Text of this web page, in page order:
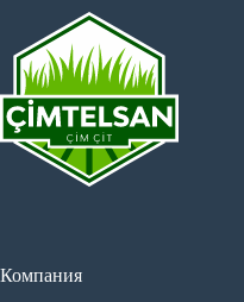
Компания